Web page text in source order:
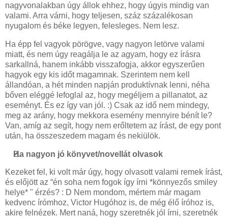
nagyvonalakban úgy állok ehhez, hogy úgyis mindig van
valami. Arra várni, hogy teljesen, száz százalékosan
nyugalom és béke legyen, felesleges. Nem lesz.
Ha épp fel vagyok pörögve, vagy nagyon letörve valami
miatt, és nem úgy reagálja le az agyam, hogy ez írásra
sarkallná, hanem inkább visszafogja, akkor egyszerűen
hagyok egy kis időt magamnak. Szerintem nem kell
állandóan, a hét minden napján produktívnak lenni, néha
bőven eléggé lefoglal az, hogy megéljem a pillanatot, az
eseményt. És ez így van jól. :) Csak az idő nem mindegy,
meg az arány, hogy mekkora esemény mennyire bénít le?
Van, amíg az segít, hogy nem erőltetem az írást, de egy pont
után, ha összeszedem magam és nekiülök.
Ha nagyon jó könyvet/novellát olvasok
Kezeket fel, ki volt már úgy, hogy olvasott valami remek írást,
és előjött az “én soha nem fogok így írni *könnyezős smiley
helye* " érzés? : D Nem mondom, mértem már magam
kedvenc írómhoz, Victor Hugóhoz is, de még élő íróhoz is,
akire felnézek. Mert naná, hogy szeretnék jól írni, szeretnék